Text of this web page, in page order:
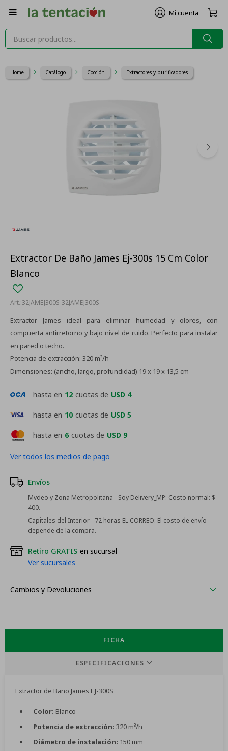

Home Catálogo Cocción Extractores y purificadores
Extractor De Baño James Ej-300s 15 Cm Color
Blanco
32JAMEJ300S-32JAMEJ300S
Extractor James ideal para eliminar humedad y olores, con
compuerta antirretorno y bajo nivel de ruido. Perfecto para instalar
en pared o techo.
Potencia de extracción: 320 m³/h
Dimensiones: (ancho, largo, profundidad) 19 x 19 x 13,5 cm
hasta en 6 cuotas de USD 9
hasta en 12 cuotas de USD 4
hasta en 10 cuotas de USD 5
Ver todos los medios de pago
Envíos
Mvdeo y Zona Metropolitana - Soy Delivery_MP: Costo normal: $
400.
Capitales del Interior - 72 horas EL CORREO: El costo de envío
depende de la compra.
Retiro GRATIS en sucursal
Ver sucursales
Cambios y Devoluciones
FICHA
ESPECIFICACIONES
Extractor de Baño James EJ-300S
Color: Blanco
Potencia de extracción: 320 m³/h
Diámetro de instalación: 150 mm